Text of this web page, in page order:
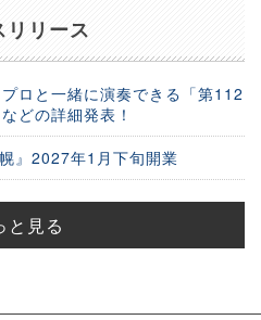
リリース
ロと一緒に演奏できる「第112
どの詳細発表！
』2027年1月下旬開業
と見る